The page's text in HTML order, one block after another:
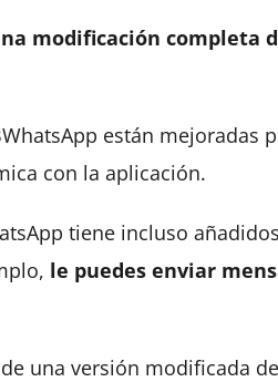
modificación completa
están mejoradas
con la aplicación.
tiene incluso
le puedes enviar
una versión modificada